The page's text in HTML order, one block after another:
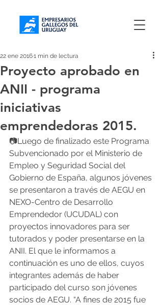
Proyecto aprobado en
ANII - programa
iniciativas
emprendedoras 2015.
22 ene 20161 min de lectura
📷Luego de finalizado este Programa
Subvencionado por el Ministerio de
Empleo y Seguridad Social del
Gobierno de España, algunos jóvenes
se presentaron a través de AEGU en
NEXO-Centro de Desarrollo
Emprendedor (UCUDAL) con
proyectos innovadores para ser
tutorados y poder presentarse en la
ANII. El que le informamos a
continuación es uno de ellos, cuyos
integrantes además de haber
participado del curso son jóvenes
socios de AEGU. “A fines de 2015 fue